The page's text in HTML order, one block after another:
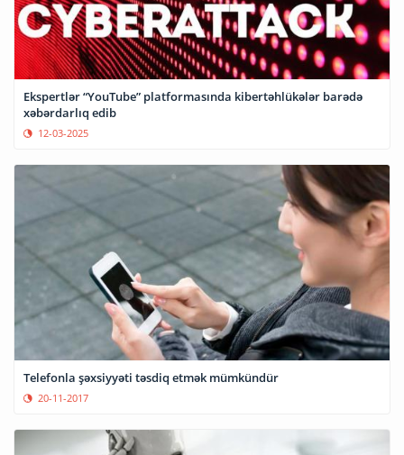
Ekspertlər “YouTube” platformasında kibertəhlükələr barədə
xəbərdarlıq edib
12-03-2025
Telefonla şəxsiyyəti təsdiq etmək mümkündür
20-11-2017